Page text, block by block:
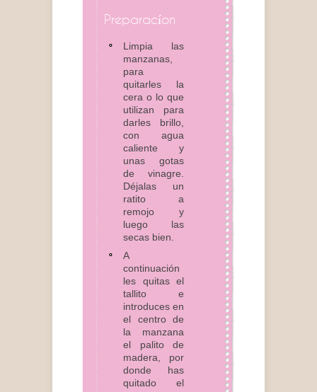
Preparacíon
Limpia las
manzanas,
para
quitarles la
cera o lo que
utilizan para
darles brillo,
con agua
caliente y
unas gotas
de vinagre.
Déjalas un
ratito a
remojo y
luego las
secas bien.
A
continuación
les quitas el
tallito e
introduces en
el centro de
la manzana
el palito de
madera, por
donde has
quitado el